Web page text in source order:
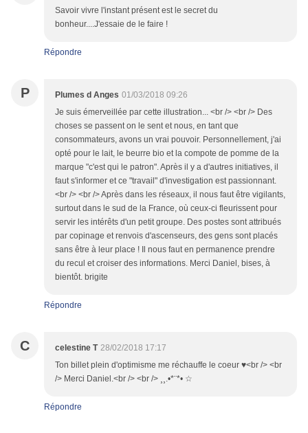
Savoir vivre l'instant présent est le secret du
bonheur....J'essaie de le faire !
Répondre
P Plumes d Anges 01/03/2018 09:26
Je suis émerveillée par cette illustration... <br /> <br /> Des
choses se passent on le sent et nous, en tant que
consommateurs, avons un vrai pouvoir. Personnellement, j'ai
opté pour le lait, le beurre bio et la compote de pomme de la
marque "c'est qui le patron". Après il y a d'autres initiatives, il
faut s'informer et ce "travail" d'investigation est passionnant.
<br /> <br /> Après dans les réseaux, il nous faut être vigilants,
surtout dans le sud de la France, où ceux-ci fleurissent pour
servir les intérêts d'un petit groupe. Des postes sont attribués
par copinage et renvois d'ascenseurs, des gens sont placés
sans être à leur place ! Il nous faut en permanence prendre
du recul et croiser des informations. Merci Daniel, bises, à
bientôt. brigite
Répondre
C celestine T 28/02/2018 17:17
Ton billet plein d'optimisme me réchauffe le coeur ♥︎<br /> <br
/> Merci Daniel.<br /> <br /> ¸¸.•*¨*• ☆
Répondre